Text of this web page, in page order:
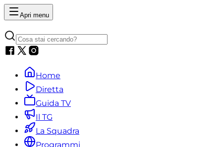
Apri menu
Home
Diretta
Guida TV
Il TG
La Squadra
Programmi